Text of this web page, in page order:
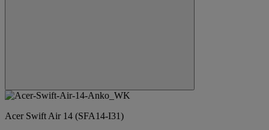
Acer Swift Air 14 (SFA14-I31)